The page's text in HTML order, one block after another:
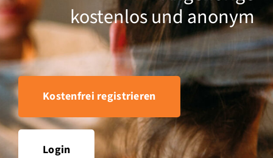
Blog
Über DigiSucht
Leichte Sprache
Log-in
kostenlos und anonym
Kostenfrei registrieren
Login